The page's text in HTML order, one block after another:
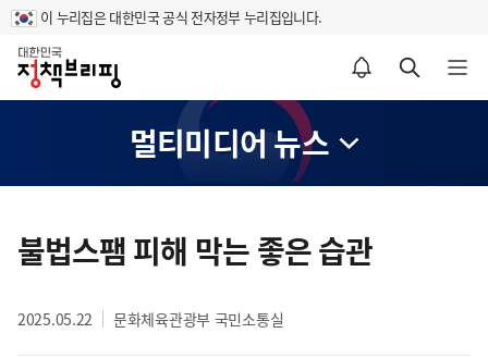
이 누리집은 대한민국 공식 전자정부 누리집입니다.
홈
알림설정 바로가기 검색 바로가기 메뉴 열기
멀티미디어 뉴스
텐
츠
역
불법스팸 피해 막는 좋은 습관
2025.05.22 문화체육관광부 국민소통실